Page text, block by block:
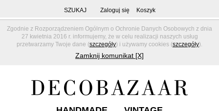
Zgodnie z Rozporządzeniem Ogólnym o Ochronie Danych Osobowych z dnia
27 kwietnia 2016 r. informujemy, że w celu realizacji naszych usług
przetwarzamy Twoje dane (szczegóły) i używamy cookies (szczegóły).
Zamknij komunikat [X]
SZUKAJ Zaloguj się Koszyk